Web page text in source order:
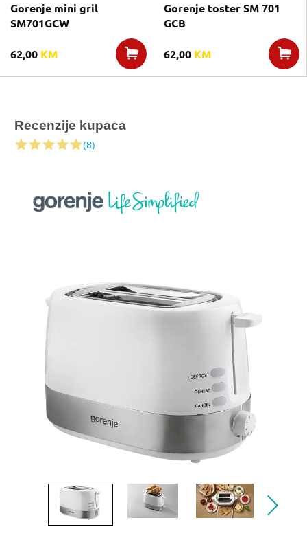
Gorenje mini gril
SM701GCW
62,00 KM
Gorenje toster SM 701
GCB
62,00 KM
Recenzije kupaca
(8)